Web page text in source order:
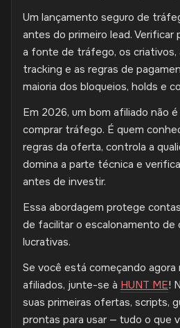
Um lançamento seguro de
antes do primeiro lead.
a fonte de tráfego, os criativos,
tracking e as regras de
maioria dos bloqueios, holds e
Em 2026, um bom afiliado não
comprar tráfego. É quem
regras da oferta, controla a
domina a parte técnica e
antes de investir.
Essa abordagem protege
de facilitar o escalonamento de
lucrativas.
Se você está começando
afiliados, junte-se à HUNT ME!
suas primeiras ofertas, scripts,
prontas para usar — ​​tudo o que